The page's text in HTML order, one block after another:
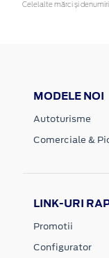
Celelalte mărci și
MODELE NOI
Autoturisme
Comerciale &
LINK-URI
Promotii
Configurator